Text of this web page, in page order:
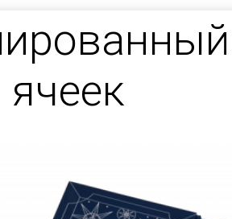
ячеек